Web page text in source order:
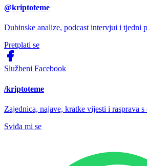
@kriptoteme
Dubinske analize, podcast intervjui i tjedni
Pretplati se
Službeni Facebook
/kriptoteme
Zajednica, najave, kratke vijesti i rasprava
Sviđa mi se